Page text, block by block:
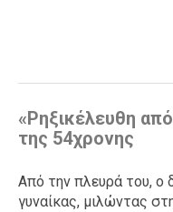
«Ρηξικέλευθη
της 54χρονης
Από την πλευρά του, ο
γυναίκας, μιλώντας